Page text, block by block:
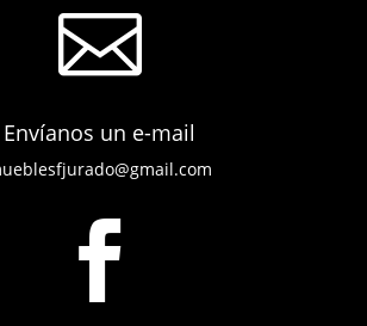

Envíanos un e-mail
